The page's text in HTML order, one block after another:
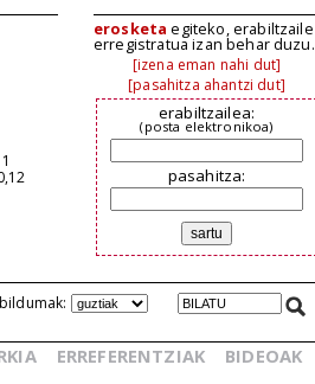
erosketa egiteko, erabiltzaile
erregistratua izan behar duzu.
[izena eman nahi dut]
[pasahitza ahantzi dut]
erabiltzailea:
(posta elektronikoa)
pasahitza:
ERREFERENTZIAK BIDEOAK